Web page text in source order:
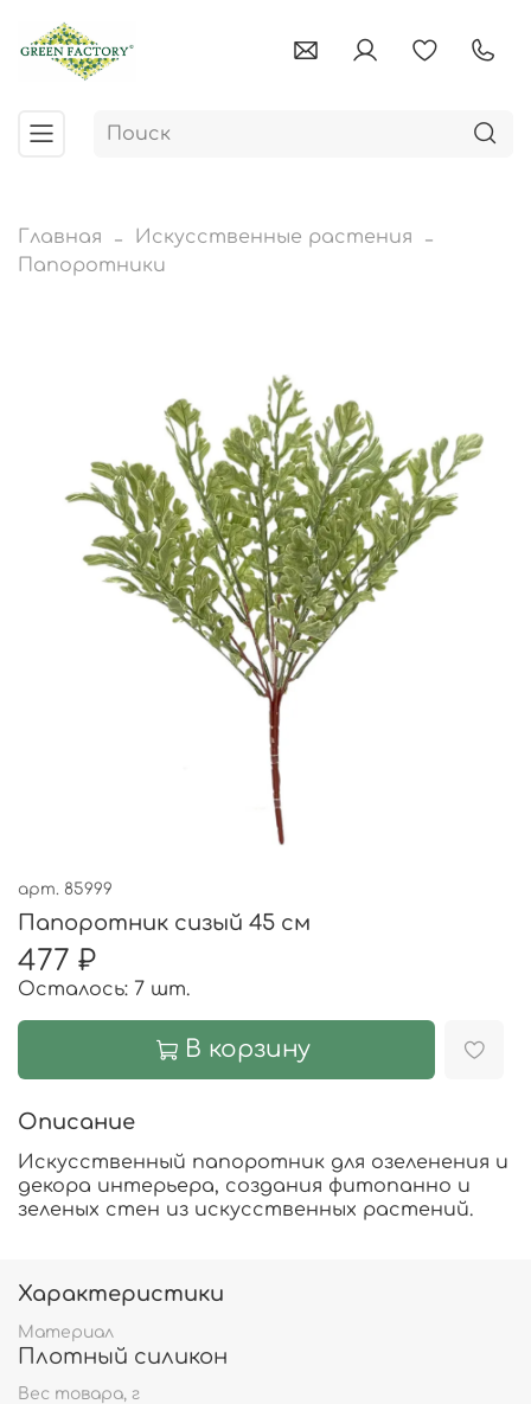
Главная
Искусственные растения
Папоротники
арт. 85999
Папоротник сизый 45 см
477 ₽
Осталось: 7 шт.
В корзину
Описание
Искусственный папоротник для озеленения и
декора интерьера, создания фитопанно и
зеленых стен из искусственных растений.
Характеристики
Материал
Плотный силикон
Вес товара, г